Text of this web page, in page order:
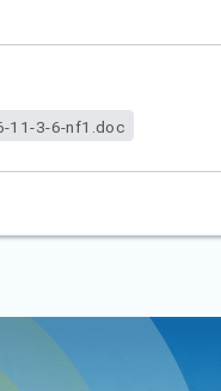
11-3-6-nf1.doc